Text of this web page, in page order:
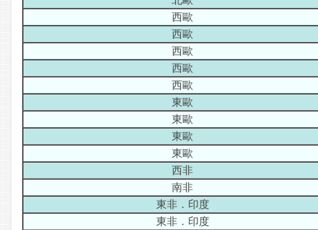
西歐
西歐
西歐
西歐
西歐
東歐
東歐
東歐
東歐
西非
南非
東非．印度
東非．印度